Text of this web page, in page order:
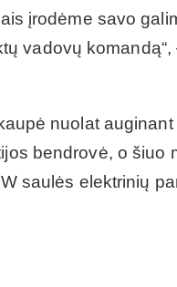
įrodėme savo
vadovų
nuolat
bendrovė, o šiuo
saulės elektrinių